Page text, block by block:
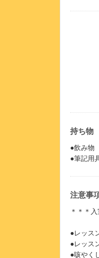
持ち物
●飲み物
●筆記用
注意事
＊＊＊
●レッス
●レッス
●咳やく